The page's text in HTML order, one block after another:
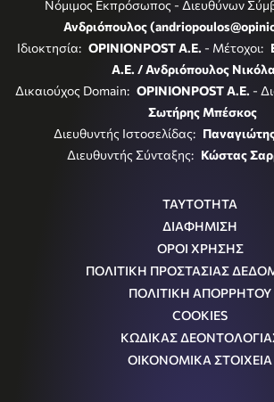
Νόμιμος Εκπρόσωπος - Διευθύνων
Ανδριόπουλος
Ιδιοκτησία: OPINIONPOST A.E. - Μέτοχοι:
Α.Ε. / Ανδριόπουλος
Δικαιούχος Domain: OPINIONPOST A.E. -
Σωτήρης Μπέσκος
Διευθυντής Ιστοσελίδας:
Διευθυντής Σύνταξης: Κώστας
ΤΑΥΤΟΤΗΤΑ
ΔΙΑΦΗΜΙΣΗ
ΟΡΟΙ ΧΡΗΣΗΣ
ΠΟΛΙΤΙΚΗ ΠΡΟΣΤΑΣΙΑΣ
ΠΟΛΙΤΙΚΗ ΑΠΟΡΡΗΤΟΥ
COOKIES
ΚΩΔΙΚΑΣ
ΟΙΚΟΝΟΜΙΚΑ ΣΤΟΙΧΕΙΑ